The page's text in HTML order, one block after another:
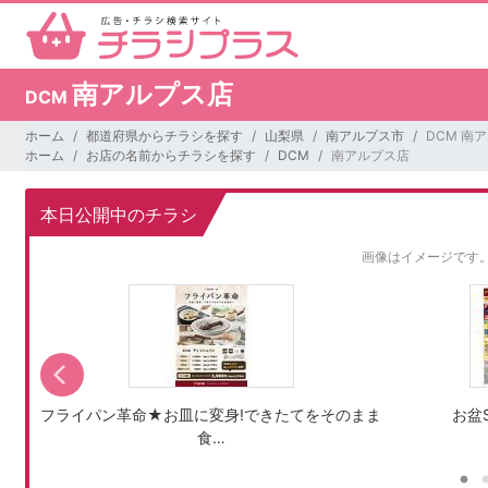
DCM 南アルプス店
ホーム 都道府県からチラシを探す 山梨県 南アルプス市
DCM 南
ホーム
お店の名前からチラシを探す DCM 南アルプス店
本日公開中のチラシ
画像はイメージです
フライパン革命★お皿に変身!できたてをそのまま
食…
お盆